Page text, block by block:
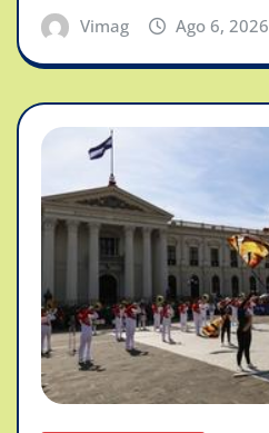
Vimag Ago 6, 2026